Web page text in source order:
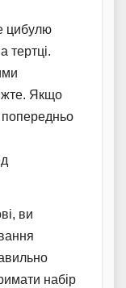
цибулю
тертці.
Якщо
попередньо
ви
набір